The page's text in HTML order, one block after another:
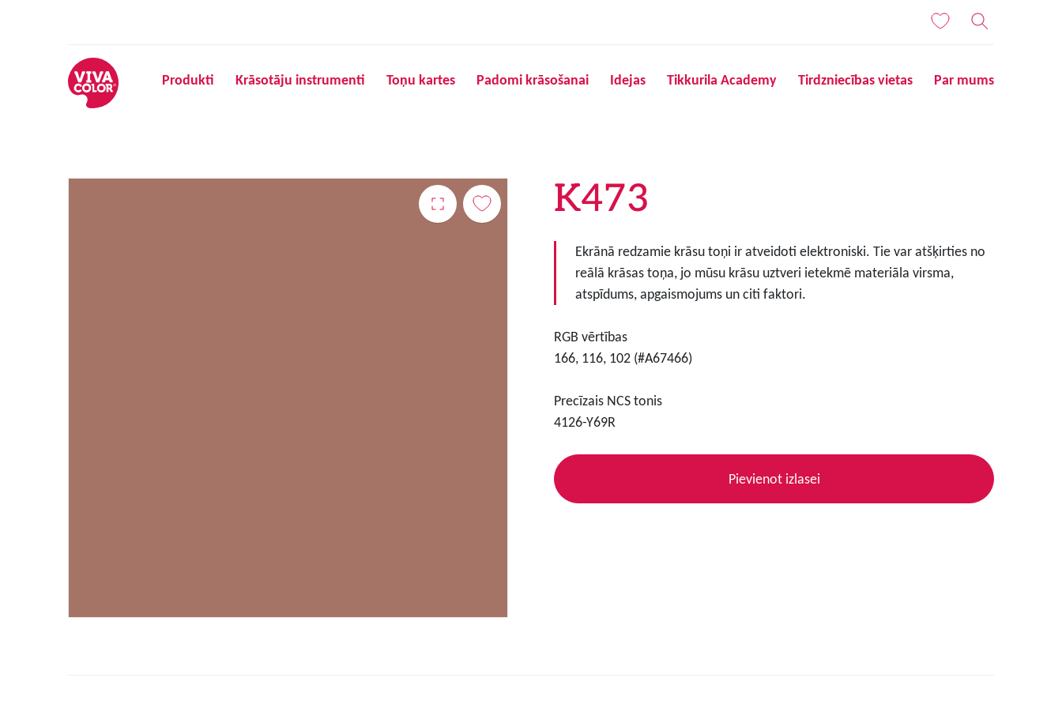
Produkti Krāsotāju instrumenti Toņu kartes Padomi krāsošanai Idejas Tikkurila Academy Tirdzniecības vietas Par mums
K473
Ekrānā redzamie krāsu toņi ir atveidoti elektroniski. Tie var atšķirties no
reālā krāsas toņa, jo mūsu krāsu uztveri ietekmē materiāla virsma,
atspīdums, apgaismojums un citi faktori.
RGB vērtības
166, 116, 102 (#A67466)
Precīzais NCS tonis
4126-Y69R
Pievienot izlasei